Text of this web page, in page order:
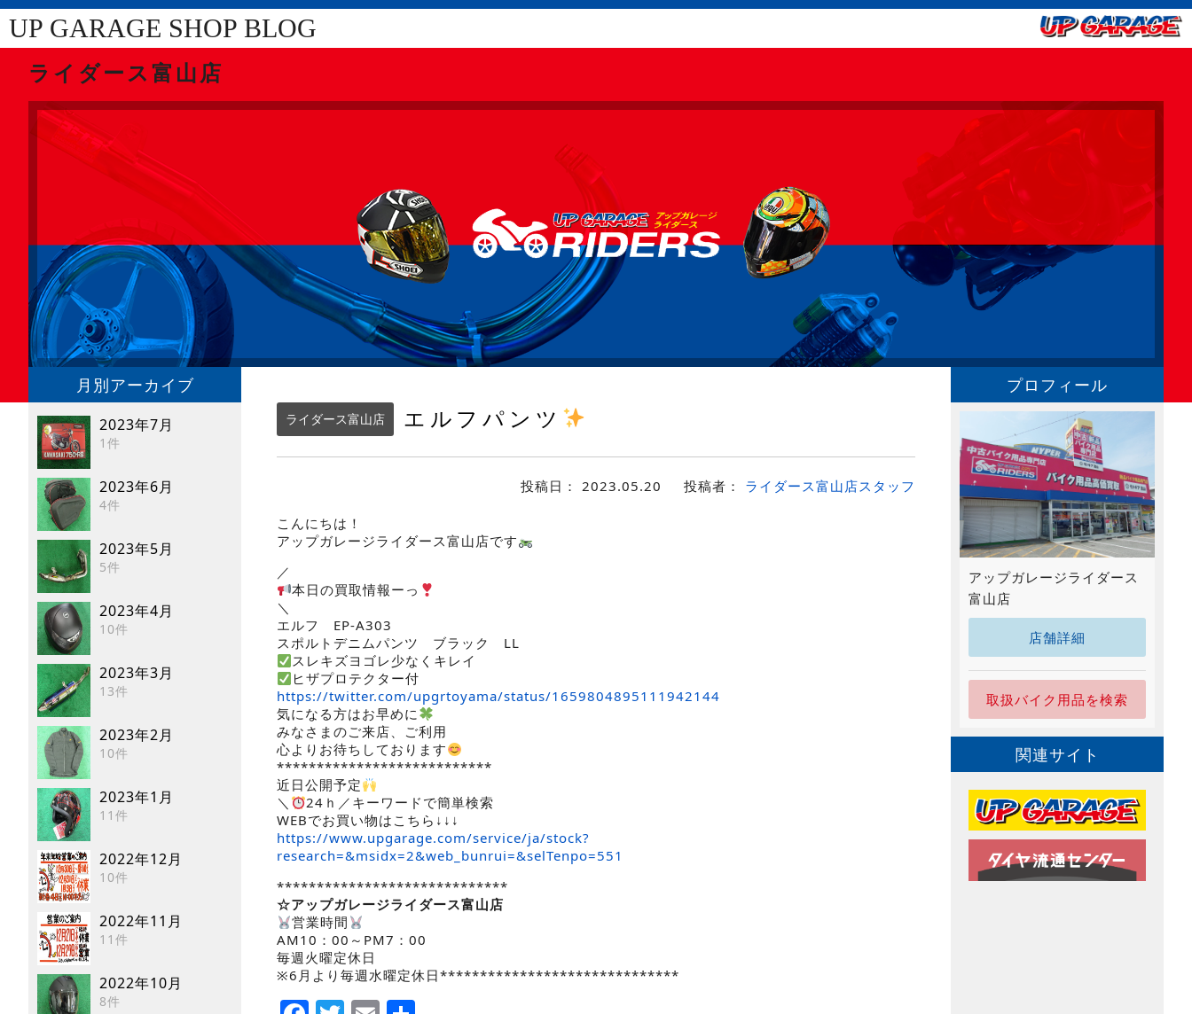
UP GARAGE SHOP BLOG
ライダース富山店
月別アーカイブ
2023年7月
1件
2023年6月
4件
2023年5月
5件
2023年4月
10件
2023年3月
13件
2023年2月
10件
2023年1月
11件
2022年12月
10件
2022年11月
11件
2022年10月
8件
ライダース富山店 エルフパンツ
投稿日： 2023.05.20 投稿者： ライダース富山店スタッフ
こんにちは！
アップガレージライダース富山店です
／
本日の買取情報ーっ
＼
エルフ EP-A303
スポルトデニムパンツ ブラック LL
スレキズヨゴレ少なくキレイ
ヒザプロテクター付
https://twitter.com/upgrtoyama/status/1659804895111942144
気になる方はお早めに
みなさまのご来店、ご利用
心よりお待ちしております
***************************
近日公開予定
＼
24ｈ／キーワードで簡単検索
WEBでお買い物はこちら↓↓↓
https://www.upgarage.com/service/ja/stock?
research=&msidx=2&web_bunrui=&selTenpo=551
*****************************
☆アップガレージライダース富山店
営業時間
AM10：00～PM7：00
毎週火曜定休日
※6月より毎週水曜定休日******************************
プロフィール
アップガレージライダース
富山店
店舗詳細
取扱バイク用品を検索
関連サイト